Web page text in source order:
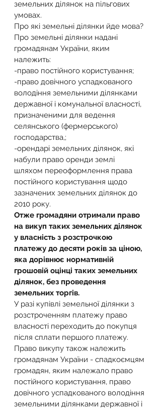
земельних ділянок на пільгових
умовах.
Про які земельні ділянки йде мова?
Про земельні ділянки надані
громадянам України, яким
належить:
-право постійного користування;
-право довічного успадкованого
володіння земельними ділянками
державної і комунальної власності,
призначеними для ведення
селянського (фермерського)
господарства,;
-орендарі земельних ділянок, які
набули право оренди землі
шляхом переоформлення права
постійного користування щодо
зазначених земельних ділянок до
2010 року.
Отже громадяни отримали право
на викуп таких земельних ділянок
у власність з розстрочкою
платежу до десяти років за ціною,
яка дорівнює нормативній
грошовій оцінці таких земельних
ділянок, без проведення
земельних торгів.
У разі купівлі земельної ділянки з
розстроченням платежу право
власності переходить до покупця
після сплати першого платежу.
Право викупу також належить
громадянам України - спадкоємцям
громадян, яким належало право
постійного користування, право
довічного успадкованого володіння
земельними ділянками державної і